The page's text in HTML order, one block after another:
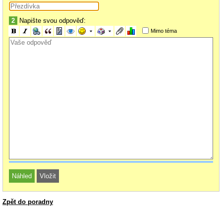
2 Napište svou odpověď:
Mimo téma
Zpět do poradny